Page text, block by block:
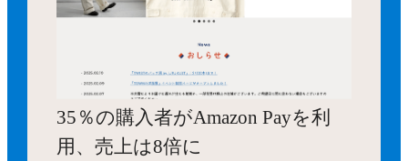
35％の購入者がAmazon Payを利
用、売上は8倍に